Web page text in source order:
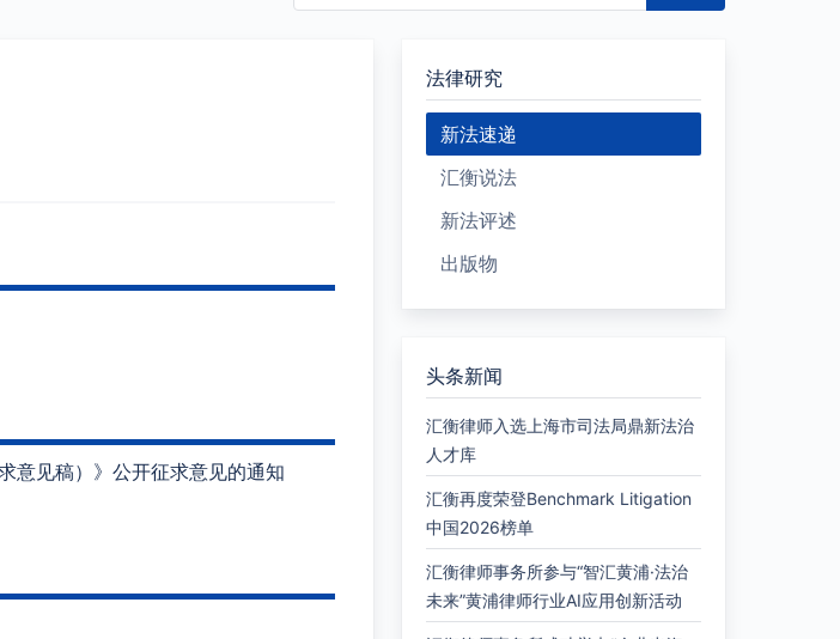
意见稿）》公开征求意见的通知
法律研究
新法速递
汇衡说法
新法评述
出版物
头条新闻
汇衡律师入选上海市司法局鼎新法治
人才库
汇衡再度荣登Benchmark Litigation
中国2026榜单
汇衡律师事务所参与“智汇黄浦·法治
未来”黄浦律师行业AI应用创新活动